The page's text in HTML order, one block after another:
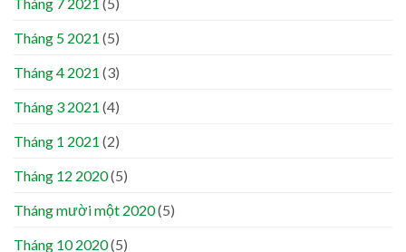
Tháng 5 2021 (5)
Tháng 4 2021 (3)
Tháng 3 2021 (4)
Tháng 1 2021 (2)
Tháng 12 2020(5)
Tháng mười một 2020(5)
Tháng 10 2020(5)